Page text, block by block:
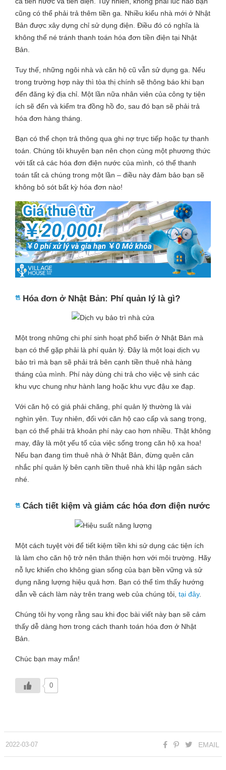
cũng có thể phải trả thêm tiền ga. Nhiều kiểu nhà mới ở Nhật
Bản được xây dựng chỉ sử dụng điện. Điều đó có nghĩa là
không thể né tránh thanh toán hóa đơn tiền điện tại Nhật
Bản.
Tuy thế, những ngôi nhà và căn hộ cũ vẫn sử dụng ga. Nếu
trong trường hợp này thì tòa thị chính sẽ thông báo khi bạn
đến đăng ký địa chỉ. Một lần nữa nhân viên của công ty tiện
ích sẽ đến và kiểm tra đồng hồ đo, sau đó bạn sẽ phải trả
hóa đơn hàng tháng.
Bạn có thể chọn trả thông qua ghi nợ trực tiếp hoặc tự thanh
toán. Chúng tôi khuyên bạn nên chọn cùng một phương thức
với tất cả các hóa đơn điện nước của mình, có thể thanh
toán tất cả chúng trong một lần – điều này đảm bảo bạn sẽ
không bỏ sót bất kỳ hóa đơn nào!
Hóa đơn ở Nhật Bản: Phí quản lý là gì?
Một trong những chi phí sinh hoạt phổ biến ở Nhật Bản mà
bạn có thể gặp phải là phí quản lý. Đây là một loại dịch vụ
bảo trì mà bạn sẽ phải trả bên cạnh tiền thuê nhà hàng
tháng của mình. Phí này dùng chi trả cho việc vệ sinh các
khu vực chung như hành lang hoặc khu vực đậu xe đạp.
Với căn hộ có giá phải chăng, phí quản lý thường là vài
nghìn yên. Tuy nhiên, đối với căn hộ cao cấp và sang trọng,
bạn có thể phải trả khoản phí này cao hơn nhiều. Thật không
may, đây là một yếu tố của việc sống trong căn hộ xa hoa!
Nếu bạn đang tìm thuê nhà ở Nhật Bản, đừng quên cân
nhắc phí quản lý bên cạnh tiền thuê nhà khi lập ngân sách
nhé.
Cách tiết kiệm và giảm các hóa đơn điện nước
Một cách tuyệt vời để tiết kiệm tiền khi sử dụng các tiện ích
là làm cho căn hộ trở nên thân thiện hơn với môi trường. Hãy
nỗ lực khiến cho không gian sống của bạn bền vững và sử
dụng năng lượng hiệu quả hơn. Bạn có thể tìm thấy hướng
dẫn về cách làm này trên trang web của chúng tôi, tại đây.
Chúng tôi hy vọng rằng sau khi đọc bài viết này bạn sẽ cảm
thấy dễ dàng hơn trong cách thanh toán hóa đơn ở Nhật
Bản.
Chúc bạn may mắn!
0
2022-03-07 EMAIL